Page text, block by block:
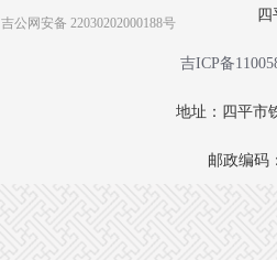
吉公网安备 22030202000188号 四
吉ICP备
地址：四平市
邮政编码